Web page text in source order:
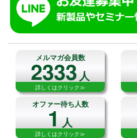
メルマガ会員数
2333人
詳しくはクリック≫
オファー待ち人数
1人
詳しくはクリック≫